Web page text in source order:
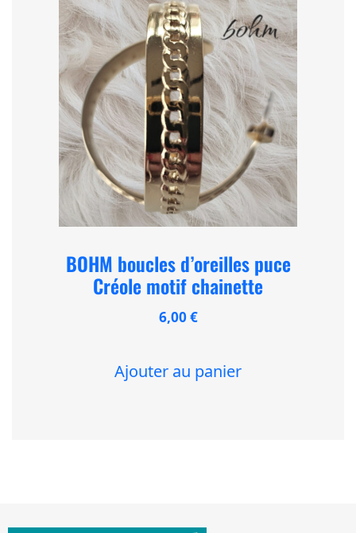
BOHM boucles d’oreilles puce
Créole motif chainette
6,00€
Ajouter au panier